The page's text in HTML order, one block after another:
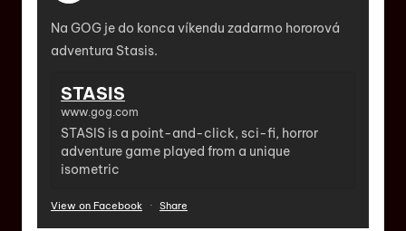
Na GOG je do konca víkendu zadarmo hororová
adventura Stasis.
STASIS
www.gog.com
STASIS is a point-and-click, sci-fi, horror
adventure game played from a unique
isometric
View on Facebook · Share